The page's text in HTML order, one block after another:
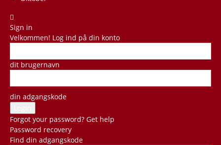
Sign in
Velkommen! Log ind på din konto
dit brugernavn
din adgangskode
Forgot your password? Get help
Password recovery
Find din adgangskode